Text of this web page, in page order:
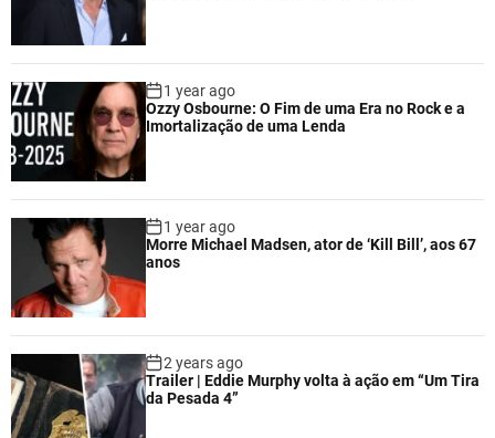
1 year ago
Ozzy Osbourne: O Fim de uma Era no Rock e a
Imortalização de uma Lenda
1 year ago
Morre Michael Madsen, ator de ‘Kill Bill’, aos 67
anos
2 years ago
Trailer | Eddie Murphy volta à ação em “Um Tira
da Pesada 4”